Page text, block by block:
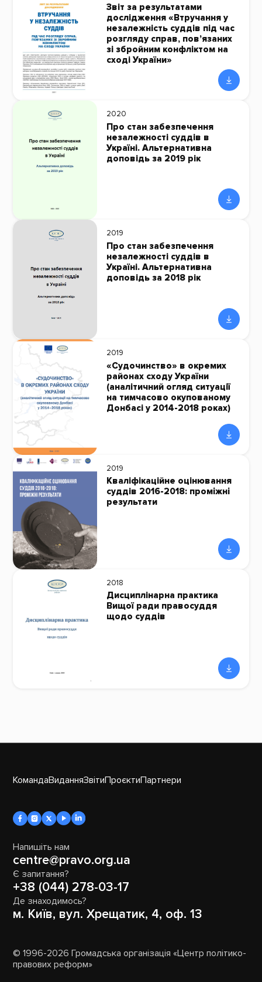
Звіт за результатами
дослідження «Втручання у
незалежність суддів під час
розгляду справ, пов’язаних
зі збройним конфліктом на
сході України»
2020
Про стан забезпечення
незалежності суддів в
Україні. Альтернативна
доповідь за 2019 рік
2019
Про стан забезпечення
незалежності суддів в
Україні. Альтернативна
доповідь за 2018 рік
2019
«Судочинство» в окремих
районах сходу України
(аналітичний огляд ситуації
на тимчасово окупованому
Донбасі у 2014-2018 роках)
2019
Кваліфікаційне оцінювання
суддів 2016-2018: промiжнi
результати
2018
Дисциплінарна практика
Вищої ради правосуддя
щодо суддів
КомандаВиданняЗвітиПроєктиПартнери
Напишіть нам
centre@pravo.org.ua
Є запитання?
+38 (044) 278-03-17
Де знаходимось?
м. Київ, вул. Хрещатик, 4, оф. 13
© 1996-2026 Громадська організація «Центр політико-
правових реформ»